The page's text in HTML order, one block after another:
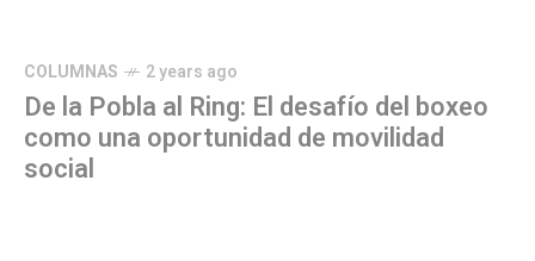
COLUMNAS 2 years ago
De la Pobla al Ring: El desafío del boxeo
como una oportunidad de movilidad
social